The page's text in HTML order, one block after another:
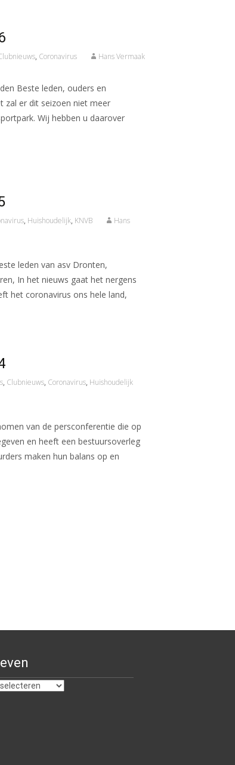
, Coronavirus Hans Vermaak
Beste leden, ouders en
zal er dit seizoen niet meer
Wij hebben u daarover
, Huishoudelijk, KNVB
Hans
leden van asv Dronten,
In het nieuws gaat het nergens
het coronavirus ons hele land,
, Clubnieuws, Coronavirus, Huishoudelijk
van de persconferentie die op
en heeft een bestuursoverleg
maken hun balans op en